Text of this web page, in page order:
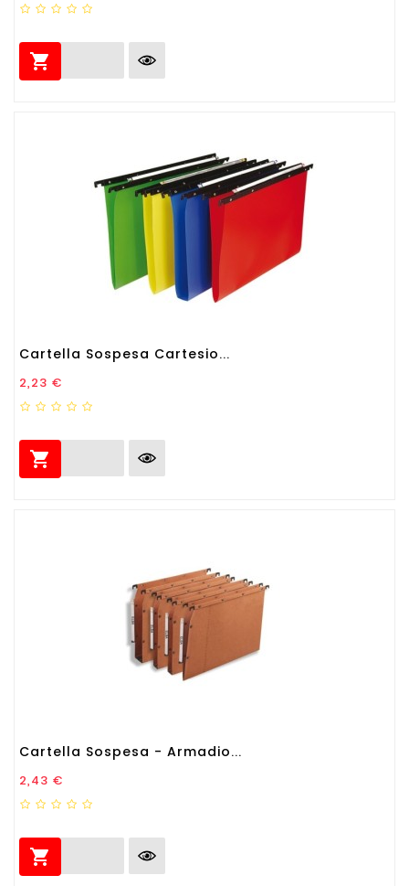

Cartella Sospesa Cartesio...
Prezzo
2,23 €

Cartella Sospesa - Armadio...
Prezzo
2,43 €
